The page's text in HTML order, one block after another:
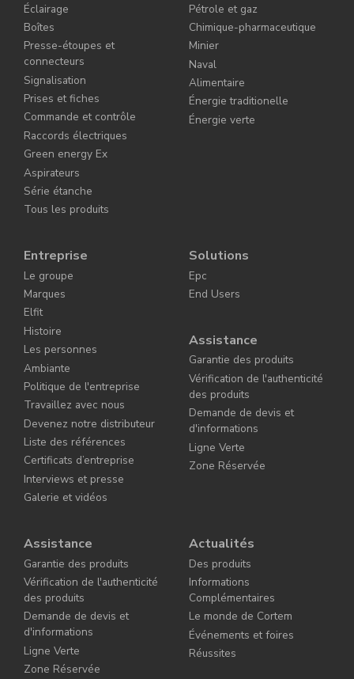
Éclairage
Boîtes
Presse-étoupes et
connecteurs
Signalisation
Prises et fiches
Commande et contrôle
Raccords électriques
Green energy Ex
Aspirateurs
Série étanche
Tous les produits
Pétrole et gaz
Chimique-pharmaceutique
Minier
Naval
Alimentaire
Énergie traditionelle
Énergie verte
Entreprise
Le groupe
Marques
Elfit
Histoire
Les personnes
Ambiante
Politique de l'entreprise
Travaillez avec nous
Devenez notre distributeur
Liste des références
Certificats d’entreprise
Interviews et presse
Galerie et vidéos
Solutions
Epc
End Users
Assistance
Garantie des produits
Vérification de l'authenticité
des produits
Demande de devis et
d'informations
Ligne Verte
Zone Réservée
Assistance
Garantie des produits
Vérification de l'authenticité
des produits
Demande de devis et
d'informations
Ligne Verte
Zone Réservée
Actualités
Des produits
Informations
Complémentaires
Le monde de Cortem
Événements et foires
Réussites